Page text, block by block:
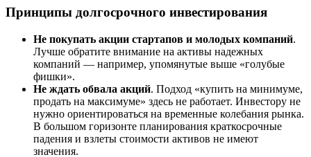
Принципы долгосрочного инвестирования
Не покупать акции стартапов и молодых компаний.
Лучше обратите внимание на активы надежных
компаний — например, упомянутые выше «голубые
фишки».
Не ждать обвала акций. Подход «купить на минимуме,
продать на максимуме» здесь не работает. Инвестору не
нужно ориентироваться на временные колебания рынка.
В большом горизонте планирования краткосрочные
падения и взлеты стоимости активов не имеют
значения.